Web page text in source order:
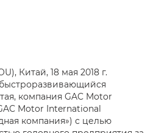
Китай, 18 мая 2018 г.
компания GAC Motor
Motor International
компания») с целью